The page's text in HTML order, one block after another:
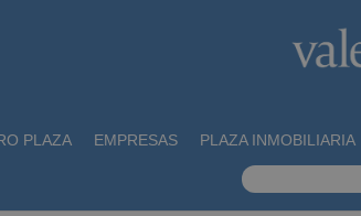
PLAZA EMPRESAS PLAZA INMOBILIARIA